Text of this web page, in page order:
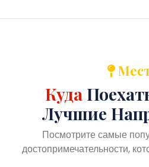
Куда
Лучшие
Посмотрите самые
достопримечательности,